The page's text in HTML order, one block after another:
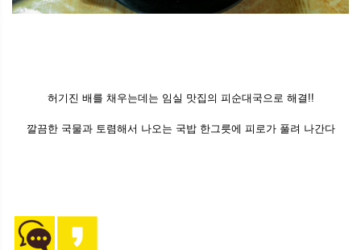
허기진 배를 채우는데는 임실 맛집의 피순대국으로 해결!!
깔끔한 국물과 토렴해서 나오는 국밥 한그릇에 피로가 풀려 나간다